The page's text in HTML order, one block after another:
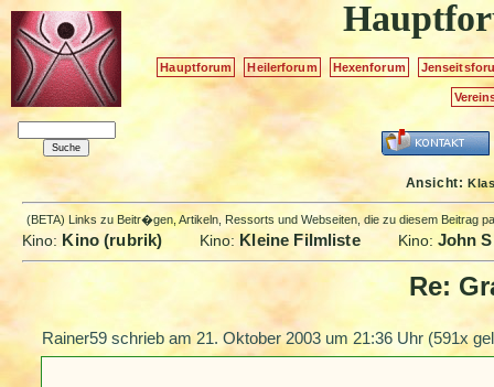
Hauptforum Heilerforum Hexenforum
Ansicht:
(BETA) Links zu Beitr�gen, Artikeln, Ressorts und Webseiten, die zu diesem Beitrag
Kino: Kino (rubrik) Kino: Kleine Filmliste Kino: John
Re:
Rainer59 schrieb am 21. Oktober 2003 um 21:36 Uhr (591x